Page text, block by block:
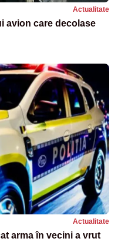
Actualitate
avion care decolase
Actualitate
arma în vecini a vrut